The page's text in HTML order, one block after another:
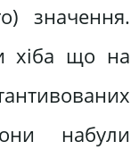
значення.
хіба що на
набули